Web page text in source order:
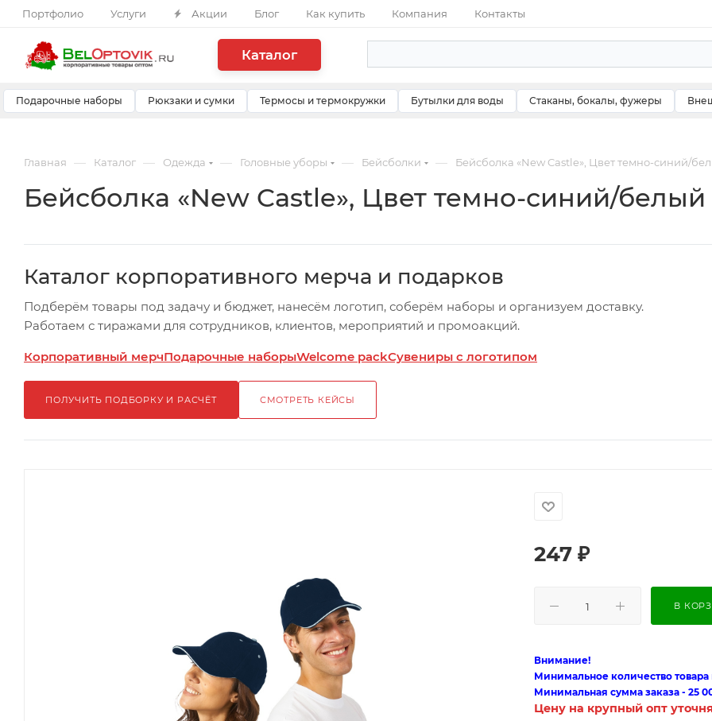
Портфолио Услуги Акции Блог Как купить Компания Контакты
Каталог
Подарочные наборы Рюкзаки и сумки Термосы и термокружки Бутылки для воды Стаканы, бокалы, фужеры
Главная — Каталог — Одежда — Головные уборы — Бейсболки — Бейсболка «New Castle», Цвет темно-синий/
Бейсболка «New Castle», Цвет темно-синий/белый
Каталог корпоративного мерча и подарков
Подберём товары под задачу и бюджет, нанесём логотип, соберём наборы и организуем доставку.
Работаем с тиражами для сотрудников, клиентов, мероприятий и промоакций.
Корпоративный мерчПодарочные наборыWelcome packСувениры с логотипом
ПОЛУЧИТЬ ПОДБОРКУ И РАСЧЁТ СМОТРЕТЬ КЕЙСЫ
247 ₽
В
Внимание!
Минимальное количество товара
Минимальная сумма заказа - 25
Цену на крупный опт